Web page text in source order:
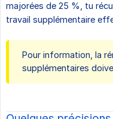
majorées de 25 %, tu
travail supplémentaire
Pour information, la
supplémentaires